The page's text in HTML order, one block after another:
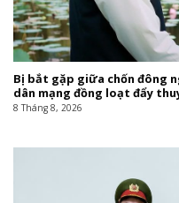
Bị bắt gặp giữa chốn đông
dân mạng đồng loạt đẩy
8 Tháng 8, 2026